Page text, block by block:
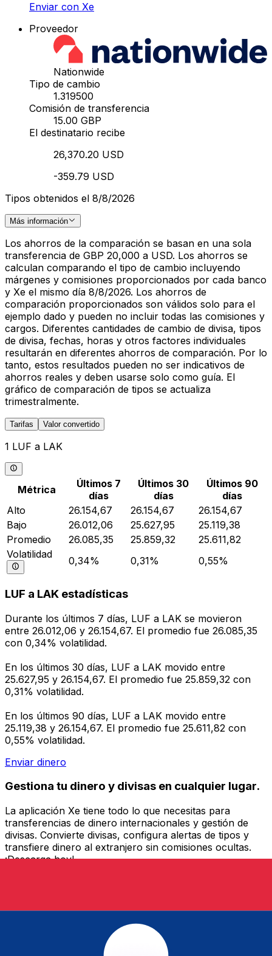
Enviar con Xe
Proveedor
Nationwide
Tipo de cambio
1.319500
Comisión de transferencia
15.00 GBP
El destinatario recibe
26,370.20 USD
-359.79 USD
Tipos obtenidos el 8/8/2026
Más información
Los ahorros de la comparación se basan en una sola
transferencia de GBP 20,000 a USD. Los ahorros se
calculan comparando el tipo de cambio incluyendo
márgenes y comisiones proporcionados por cada banco
y Xe el mismo día 8/8/2026. Los ahorros de
comparación proporcionados son válidos solo para el
ejemplo dado y pueden no incluir todas las comisiones y
cargos. Diferentes cantidades de cambio de divisa, tipos
de divisa, fechas, horas y otros factores individuales
resultarán en diferentes ahorros de comparación. Por lo
tanto, estos resultados pueden no ser indicativos de
ahorros reales y deben usarse solo como guía. El
gráfico de comparación de tipos se actualiza
trimestralmente.
Tarifas Valor convertido
1 LUF a LAK
Métrica
Últimos 7
días
Últimos 30
días
Últimos 90
días
Alto
26.154,67 26.154,67
26.154,67
Bajo
26.012,06 25.627,95
25.119,38
Promedio
26.085,35 25.859,32
25.611,82
Volatilidad
0,34% 0,31% 0,55%
LUF a LAK estadísticas
Durante los últimos 7 días, LUF a LAK se movieron
entre 26.012,06 y 26.154,67. El promedio fue 26.085,35
con 0,34% volatilidad.
En los últimos 30 días, LUF a LAK movido entre
25.627,95 y 26.154,67. El promedio fue 25.859,32 con
0,31% volatilidad.
En los últimos 90 días, LUF a LAK movido entre
25.119,38 y 26.154,67. El promedio fue 25.611,82 con
0,55% volatilidad.
Enviar dinero
Gestiona tu dinero y divisas en cualquier lugar.
La aplicación Xe tiene todo lo que necesitas para
transferencias de dinero internacionales y gestión de
divisas. Convierte divisas, configura alertas de tipos y
transfiere dinero al extranjero sin comisiones ocultas.
¡Descarga hoy!